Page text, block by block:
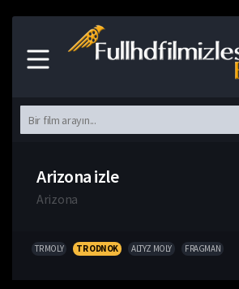
Arizona izle
Arizona
TR MOLY TR ODNOK ALTYZ MOLY FRAGMAN